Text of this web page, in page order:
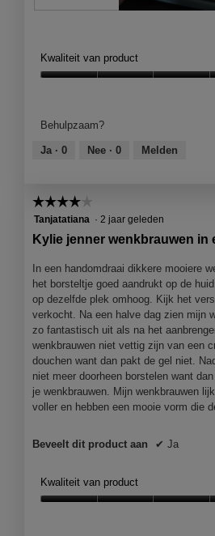
m
c
t
e
e
r
p
a
k
k
i
n
g
M
c
t
i
o
p
e
n
j
e
e
e
n
m
a
Kwaliteit van product
5
van
Behulpzaam?
Ja · 0 Nee · 0 Melden
☆☆☆☆☆
☆☆☆☆☆
4
van
sterren.
Tanjatatiana · 2 jaar geleden
Kylie jenner wenkbrauwen in
In een handomdraai dikkere mooiere
het borsteltje goed aandrukt op de
op dezelfde plek omhoog. Kijk het
verkocht. Na een halve dag zien mijn
zo fantastisch uit als na het
wenkbrauwen niet vettig zijn van een
douchen want dan pakt de gel niet.
niet meer doorheen borstelen want
je wenkbrauwen. Mijn wenkbrauwen
voller en hebben een mooie vorm die
Beveelt dit product aan ✔ Ja
Kwaliteit van product